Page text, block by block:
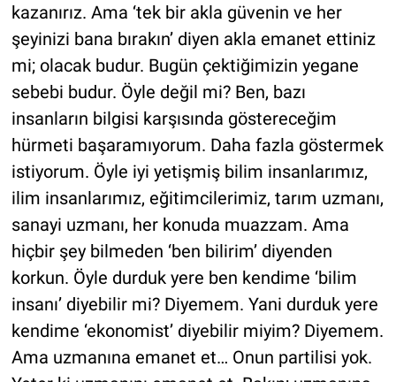
kazanırız. Ama ‘tek bir akla güvenin ve her
şeyinizi bana bırakın’ diyen akla emanet ettiniz
mi; olacak budur. Bugün çektiğimizin yegane
sebebi budur. Öyle değil mi? Ben, bazı
insanların bilgisi karşısında göstereceğim
hürmeti başaramıyorum. Daha fazla göstermek
istiyorum. Öyle iyi yetişmiş bilim insanlarımız,
ilim insanlarımız, eğitimcilerimiz, tarım uzmanı,
sanayi uzmanı, her konuda muazzam. Ama
hiçbir şey bilmeden ‘ben bilirim’ diyenden
korkun. Öyle durduk yere ben kendime ‘bilim
insanı’ diyebilir mi? Diyemem. Yani durduk yere
kendime ‘ekonomist’ diyebilir miyim? Diyemem.
Ama uzmanına emanet et… Onun partilisi yok.